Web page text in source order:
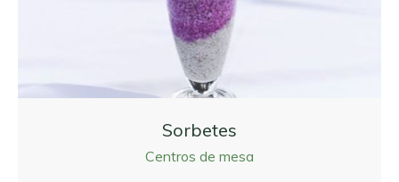
Sorbetes
Centros de mesa